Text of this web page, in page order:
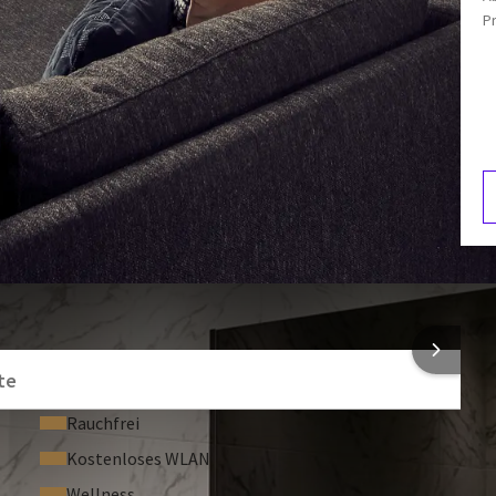
muss eine Kaution von € 250,- hinterlegt werden.
Sie sich für einen Green Stay!Wenn Sie auf die
Tage einen Baum. So sparen Sie Wasser und Energie,
Welt. Eine kleine Geste mit großer
unsere Rezeption beim Check-in oder jederzeit
den Unterschied, heute und morgen.
in unserer virtuellen Tour.
Kosmetikspiegel
Toilettenartikel
Rauchfrei
Kostenloses WLAN